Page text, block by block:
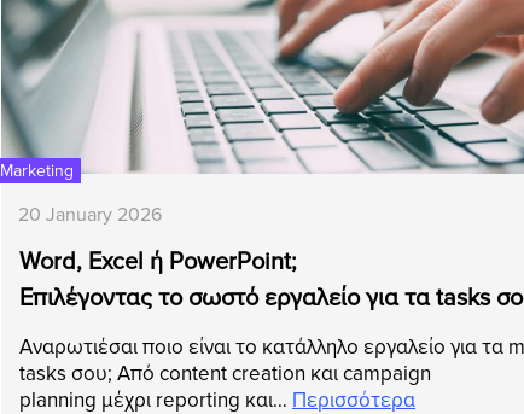
Marketing
20 January 2026
Word, Excel ή PowerPoint;
Επιλέγοντας το σωστό εργαλείο για τα tasks
Αναρωτιέσαι ποιο είναι το κατάλληλο εργαλείο για τα
tasks σου; Από content creation και campaign
planning μέχρι reporting και… Περισσότερα